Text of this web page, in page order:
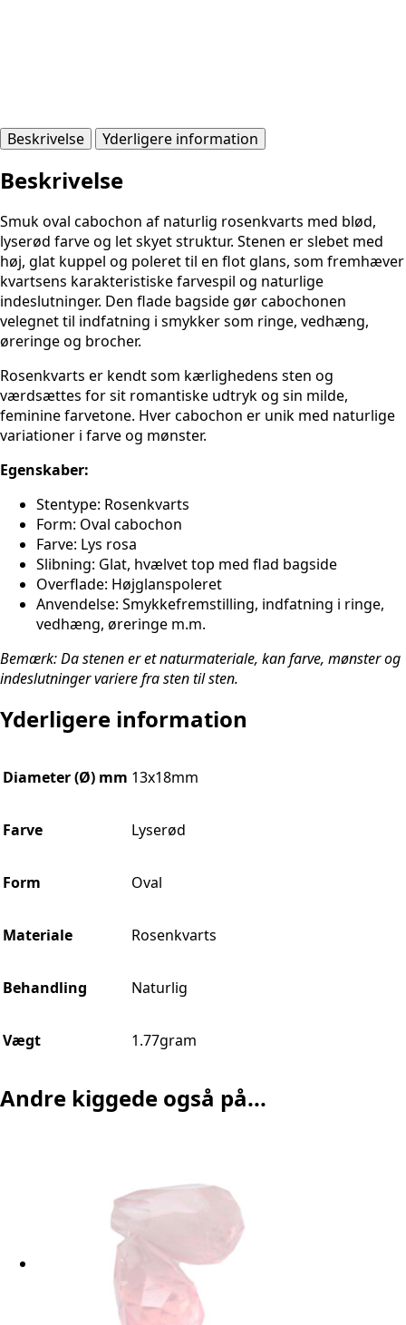
Beskrivelse Yderligere information
Beskrivelse
Smuk oval cabochon af naturlig rosenkvarts med blød,
lyserød farve og let skyet struktur. Stenen er slebet med
høj, glat kuppel og poleret til en flot glans, som fremhæver
kvartsens karakteristiske farvespil og naturlige
indeslutninger. Den flade bagside gør cabochonen
velegnet til indfatning i smykker som ringe, vedhæng,
øreringe og brocher.
Rosenkvarts er kendt som kærlighedens sten og
værdsættes for sit romantiske udtryk og sin milde,
feminine farvetone. Hver cabochon er unik med naturlige
variationer i farve og mønster.
Egenskaber:
Stentype: Rosenkvarts
Form: Oval cabochon
Farve: Lys rosa
Slibning: Glat, hvælvet top med flad bagside
Overflade: Højglanspoleret
Anvendelse: Smykkefremstilling, indfatning i ringe,
vedhæng, øreringe m.m.
Bemærk: Da stenen er et naturmateriale, kan farve, mønster og
indeslutninger variere fra sten til sten.
Yderligere information
Diameter (Ø) mm 13x18mm
Farve Lyserød
Form Oval
Materiale Rosenkvarts
Behandling Naturlig
Vægt 1.77gram
Andre kiggede også på...